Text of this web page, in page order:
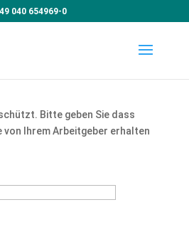
040 654969-0
Bitte geben Sie dass
von Ihrem Arbeitgeber erhalten